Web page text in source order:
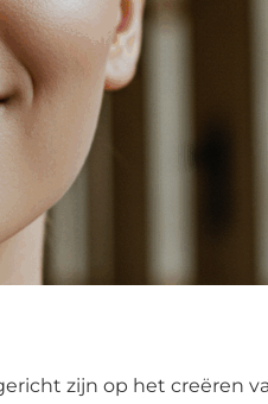
zijn op het creëren